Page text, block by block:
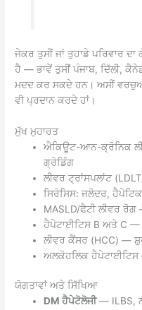
ਜੇਕਰ ਤੁਸੀਂ ਜਾਂ ਤੁਹਾਡੇ ਪਰਿਵਾਰ ਦਾ
ਹੈ — ਭਾਵੇਂ ਤੁਸੀਂ ਪੰਜਾਬ, ਦਿੱਲੀ,
ਮਦਦ ਕਰ ਸਕਦੇ ਹਨ। ਅਸੀਂ
ਵੀ ਪ੍ਰਦਾਨ ਕਰਦੇ ਹਾਂ।
ਮੁੱਖ ਮੁਹਾਰਤ
ਐਕਿਊਟ-ਆਨ-ਕ੍ਰੋਨਿਕ
ਗ੍ਰੇਡਿੰਗ
ਲੀਵਰ ਟ੍ਰਾਂਸਪਲਾਂਟ
ਸਿਰੋਸਿਸ: ਜਲੋਦਰ,
MASLD/ਫੈਟੀ ਲੀਵਰ
ਹੈਪੇਟਾਈਟਿਸ B ਅਤੇ C —
ਲੀਵਰ ਕੈਂਸਰ (HCC) —
ਅਲਕੋਹਲਿਕ ਹੈਪੇਟਾਈਟਿਸ
ਯੋਗਤਾਵਾਂ ਅਤੇ ਸਿੱਖਿਆ
DM ਹੈਪੇਟੋਲੋਜੀ— ILBS,